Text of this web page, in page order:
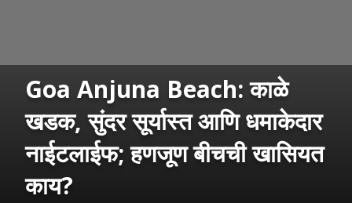
Goa Anjuna Beach: काळे
खडक, सुंदर सूर्यास्त आणि धमाकेदार
नाईटलाईफ; हणजूण बीचची खासियत
काय?